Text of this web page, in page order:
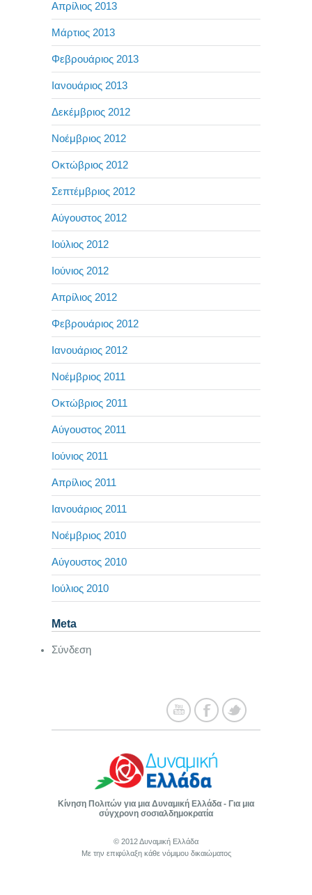
Απρίλιος 2013
Μάρτιος 2013
Φεβρουάριος 2013
Ιανουάριος 2013
Δεκέμβριος 2012
Νοέμβριος 2012
Οκτώβριος 2012
Σεπτέμβριος 2012
Αύγουστος 2012
Ιούλιος 2012
Ιούνιος 2012
Απρίλιος 2012
Φεβρουάριος 2012
Ιανουάριος 2012
Νοέμβριος 2011
Οκτώβριος 2011
Αύγουστος 2011
Ιούνιος 2011
Απρίλιος 2011
Ιανουάριος 2011
Νοέμβριος 2010
Αύγουστος 2010
Ιούλιος 2010
Meta
Σύνδεση
Κίνηση Πολιτών για μια Δυναμική Ελλάδα - Για μια
σύγχρονη σοσιαλδημοκρατία
© 2012 Δυναμική Ελλάδα
Με την επιφύλαξη κάθε νόμιμου δικαιώματος